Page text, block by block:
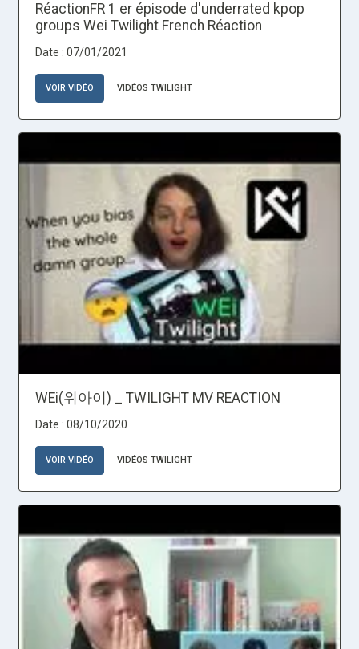
RéactionFR 1 er épisode d'underrated kpop
groups Wei Twilight French Réaction
Date : 07/01/2021
VOIR VIDÉO VIDÉOS TWILIGHT
WEi(위아이) _ TWILIGHT MV REACTION
Date : 08/10/2020
VOIR VIDÉO VIDÉOS TWILIGHT